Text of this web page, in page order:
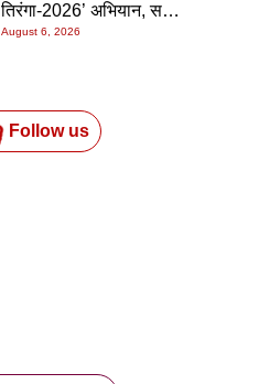
तिरंगा-2026’ अभियान, सभी
स्कूलों को दिए गए विस्तृत
August 6, 2026
Follow us